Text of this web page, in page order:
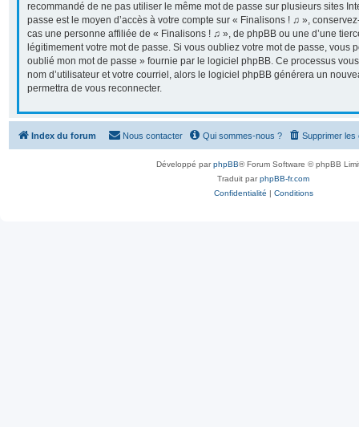
recommandé de ne pas utiliser le même mot de passe sur plusieurs sites
passe est le moyen d’accès à votre compte sur « Finalisons ! ♫ »,
cas une personne affiliée de « Finalisons ! ♫ », de phpBB ou une d’une
légitimement votre mot de passe. Si vous oubliez votre mot de passe, vous
oublié mon mot de passe » fournie par le logiciel phpBB. Ce processus
nom d’utilisateur et votre courriel, alors le logiciel phpBB générera un
permettra de vous reconnecter.
Index du forum Supprimer les
Qui sommes-nous ?
Nous contacter
Développé parphpBB® Forum Software © phpBB
Traduit parphpBB-fr.com
Confidentialité | Conditions